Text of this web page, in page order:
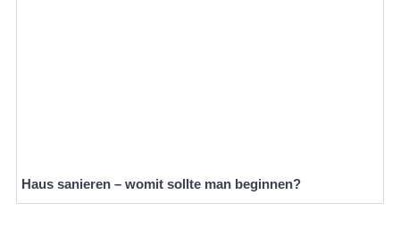
Haus sanieren – womit sollte man beginnen?